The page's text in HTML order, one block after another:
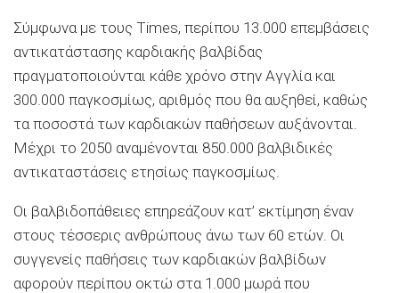
Σύμφωνα με τους Times, περίπου 13.000 επεμβάσεις
αντικατάστασης καρδιακής βαλβίδας
πραγματοποιούνται κάθε χρόνο στην Αγγλία και
300.000 παγκοσμίως, αριθμός που θα αυξηθεί, καθώς
τα ποσοστά των καρδιακών παθήσεων αυξάνονται.
Μέχρι το 2050 αναμένονται 850.000 βαλβιδικές
αντικαταστάσεις ετησίως παγκοσμίως.
Οι βαλβιδοπάθειες επηρεάζουν κατ’ εκτίμηση έναν
στους τέσσερις ανθρώπους άνω των 60 ετών. Οι
συγγενείς παθήσεις των καρδιακών βαλβίδων
αφορούν περίπου οκτώ στα 1.000 μωρά που